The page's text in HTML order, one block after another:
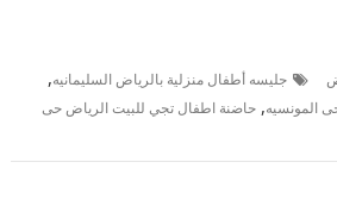
جليسه أطفال منزلية بالرياض السليمانيه,
المونسيه,حاضنة اطفال تجي للبيت الرياض حى